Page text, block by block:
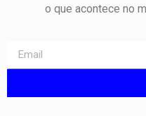
o que acontece no